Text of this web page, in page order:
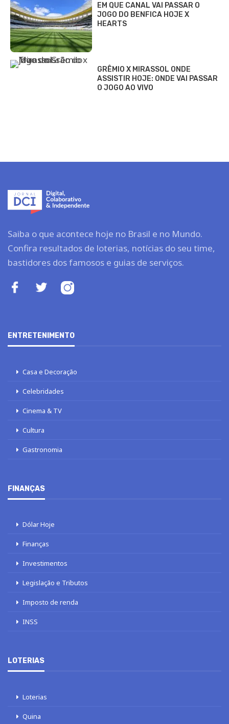
EM QUE CANAL VAI PASSAR O
JOGO DO BENFICA HOJE X
HEARTS
GRÊMIO X MIRASSOL ONDE
ASSISTIR HOJE: ONDE VAI PASSAR
O JOGO AO VIVO
Saiba o que acontece hoje no Brasil e no Mundo.
Confira resultados de loterias, notícias do seu time,
bastidores dos famosos e guias de serviços.
ENTRETENIMENTO
Casa e Decoração
Celebridades
Cinema & TV
Cultura
Gastronomia
FINANÇAS
Dólar Hoje
Finanças
Investimentos
Legislação e Tributos
Imposto de renda
INSS
LOTERIAS
Loterias
Quina